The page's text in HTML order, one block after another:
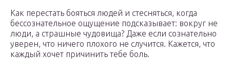
Как перестать бояться людей и стесняться, когда
бессознательное ощущение подсказывает: вокруг не
люди, а страшные чудовища? Даже если сознательно
уверен, что ничего плохого не случится. Кажется, что
каждый хочет причинить тебе боль.